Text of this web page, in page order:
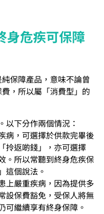
危疾可保障
保障產品，意味不論曾
，所以屬「消費型」的
以下分作兩個情況：
病，可選擇於供款完畢後
拎返啲錢」，亦可選擇
。所以常聽到終身危疾保
這個說法。
上嚴重疾病，因為提供多
設保費豁免，受保人將無
可繼續享有終身保障。